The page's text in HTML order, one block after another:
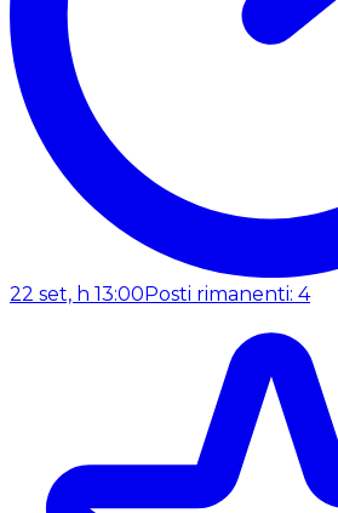
22 set, h 13:00Posti rimanenti: 4